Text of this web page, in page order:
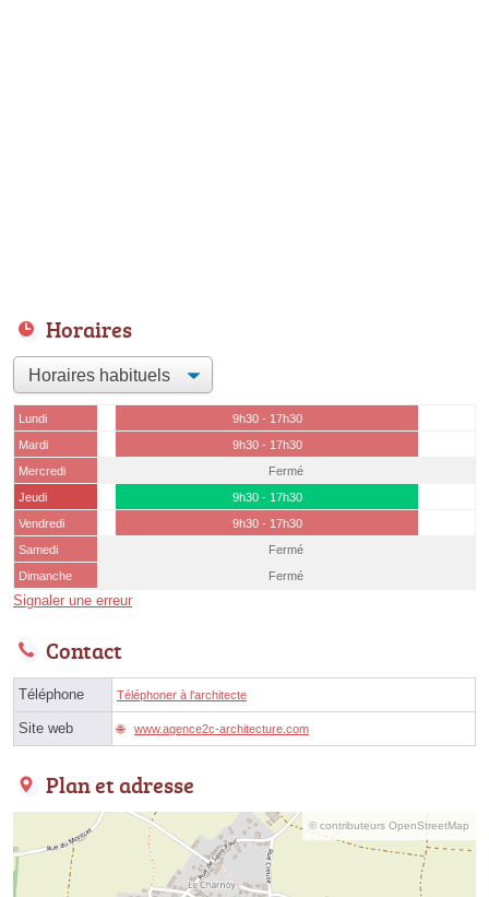
Horaires
Lundi
9h30 - 17h30
Mardi
9h30 - 17h30
Mercredi
Fermé
Jeudi
9h30 - 17h30
Vendredi
9h30 - 17h30
Samedi
Fermé
Dimanche
Fermé
Signaler une erreur
Contact
Téléphone Téléphoner à l'architecte
Site web www.agence2c-architecture.com
Plan et adresse
© contributeurs OpenStreetMap